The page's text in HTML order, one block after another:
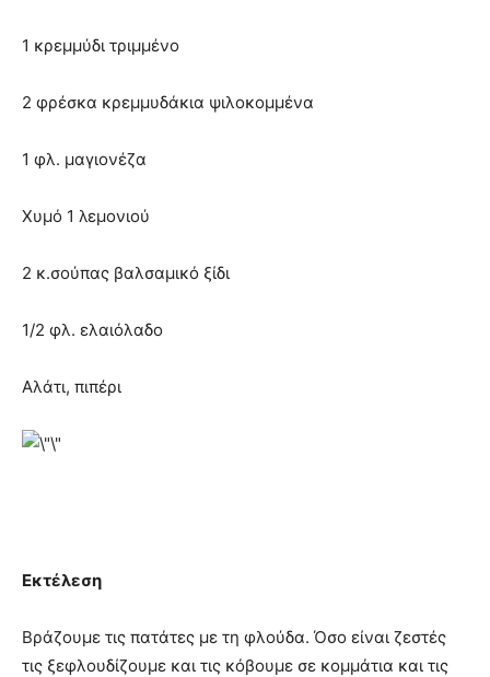
1 κρεμμύδι τριμμένο
2 φρέσκα κρεμμυδάκια ψιλοκομμένα
1 φλ. μαγιονέζα
Χυμό 1 λεμονιού
2 κ.σούπας βαλσαμικό ξίδι
1/2 φλ. ελαιόλαδο
Αλάτι, πιπέρι
Εκτέλεση
Βράζουμε τις πατάτες με τη φλούδα. Όσο είναι ζεστές
τις ξεφλουδίζουμε και τις κόβουμε σε κομμάτια και τις